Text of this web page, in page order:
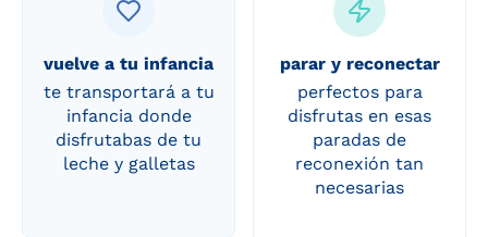
vuelve a tu infancia
te transportará a tu
infancia donde
disfrutabas de tu
leche y galletas
parar y reconectar
perfectos para
disfrutas en esas
paradas de
reconexión tan
necesarias